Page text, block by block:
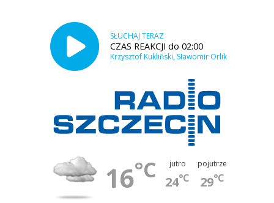
SŁUCHAJ TERAZ
CZAS REAKCJI do 02:00
Krzysztof Kukliński, Sławomir Orlik
16°C jutro
24°C
pojutrze
29°C